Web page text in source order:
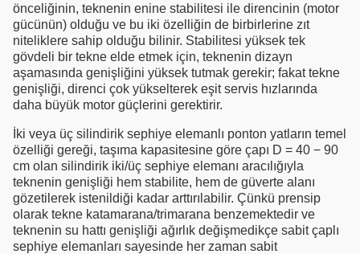
önceliğinin, teknenin enine stabilitesi ile direncinin (motor
gücünün) olduğu ve bu iki özelliğin de birbirlerine zıt
niteliklere sahip olduğu bilinir. Stabilitesi yüksek tek
gövdeli bir tekne elde etmek için, teknenin dizayn
aşamasında genişliğini yüksek tutmak gerekir; fakat tekne
genişliği, direnci çok yükselterek eşit servis hızlarında
daha büyük motor güçlerini gerektirir.
İki veya üç silindirik sephiye elemanlı ponton yatların temel
özelliği gereği, taşıma kapasitesine göre çapı D = 40 − 90
cm olan silindirik iki/üç sephiye elemanı aracılığıyla
teknenin genişliği hem stabilite, hem de güverte alanı
gözetilerek istenildiği kadar arttırılabilir. Çünkü prensip
olarak tekne katamarana/trimarana benzemektedir ve
teknenin su hattı genişliği ağırlık değişmedikçe sabit çaplı
sephiye elemanları sayesinde her zaman sabit